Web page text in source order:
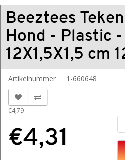
Beeztees
Hond - Plastic
12X1,5X1,5 cm
Artikelnummer 1-660648
€4,79
€4,31